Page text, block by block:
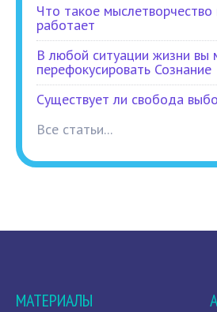
Что такое мыслетворчество
работает
В любой ситуации жизни вы
перефокусировать Сознание
Существует ли свобода
Все статьи...
МАТЕРИАЛЫ